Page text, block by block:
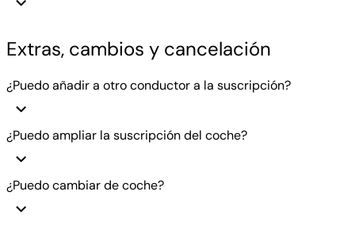
Extras, cambios y cancelación
¿Puedo añadir a otro conductor a la suscripción?
¿Puedo ampliar la suscripción del coche?
¿Puedo cambiar de coche?